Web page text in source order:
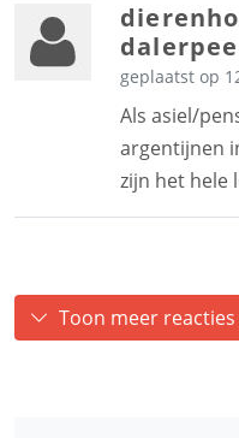
geplaatst op
Als asiel/
argentijnen
zijn het hele
Toon meer reacties